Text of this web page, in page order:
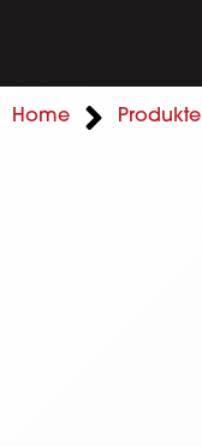
Home Produkte